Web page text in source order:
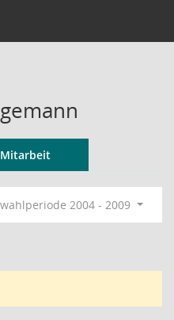
Mitarbeit
2004 - 2009